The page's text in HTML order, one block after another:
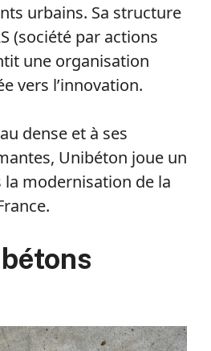
urbains. Sa structure
(société par actions
une organisation
vers l’innovation.
dense et à ses
Unibéton joue un
modernisation de la